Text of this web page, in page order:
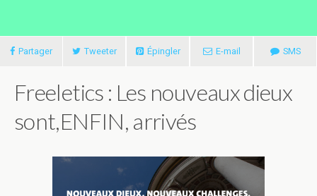
Partager Tweeter Épingler E-mail SMS
Freeletics : Les nouveaux dieux
sont,ENFIN, arrivés